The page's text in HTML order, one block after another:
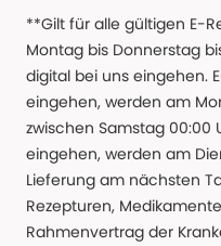
**Gilt für alle gültigen E-
Montag bis Donnerstag
digital bei uns eingehen.
eingehen, werden am
zwischen Samstag 00:00
eingehen, werden am
Lieferung am nächsten
Rezepturen,
Rahmenvertrag der